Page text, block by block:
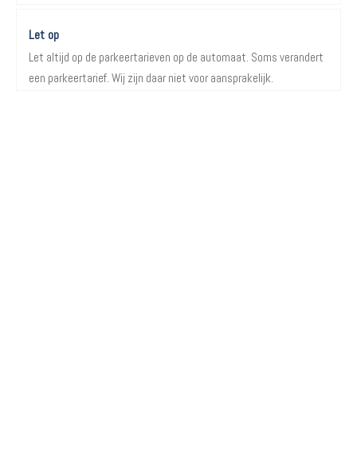
Let op
Let altijd op de parkeertarieven op de automaat. Soms verandert
een parkeertarief. Wij zijn daar niet voor aansprakelijk.